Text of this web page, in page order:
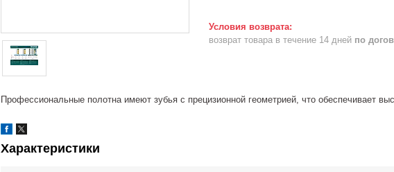
возврат товара в течение 14 дней по
Профессиональные полотна имеют зубья с прецизионной геометрией, что обеспечивает
Характеристики